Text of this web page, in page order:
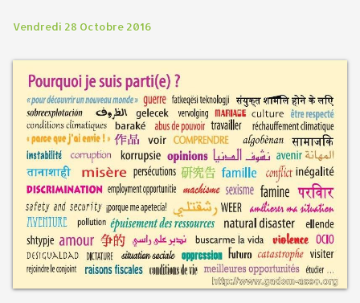
Vendredi 28 Octobre 2016